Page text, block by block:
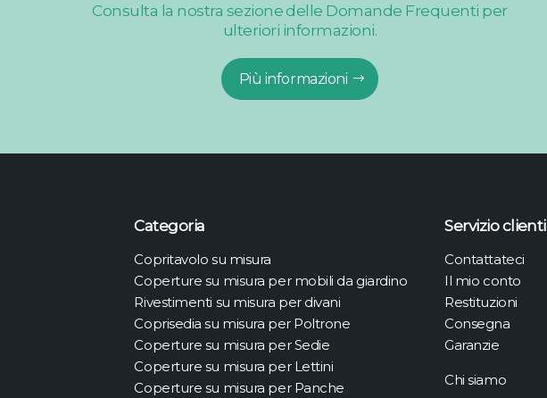
Consulta la nostra sezione delle Domande Frequenti per
ulteriori informazioni.
Più informazioni
Categoria
Copritavolo su misura
Coperture su misura per mobili da giardino
Rivestimenti su misura per divani
Coprisedia su misura per Poltrone
Coperture su misura per Sedie
Coperture su misura per Lettini
Coperture su misura per Panche
Servizio clienti
Contattateci
Il mio conto
Restituzioni
Consegna
Garanzie
Chi siamo